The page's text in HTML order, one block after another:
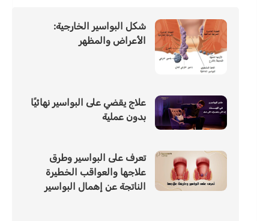
شكل البواسير الخارجية:
الأعراض والمظهر
علاج يقضي على البواسير نهائيًا
بدون عملية
تعرف على البواسير وطرق
علاجها والعواقب الخطيرة
الناتجة عن إهمال البواسير